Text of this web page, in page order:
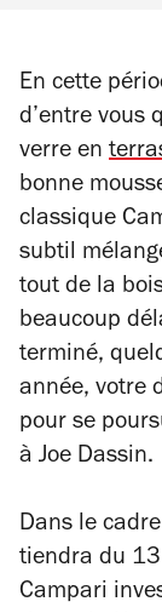
En cette
d’entre vous
verre en
bonne
classique
subtil
tout de la
beaucoup
terminé,
année, votre
pour se
à Joe Dassin.
Dans le
tiendra du
Campari